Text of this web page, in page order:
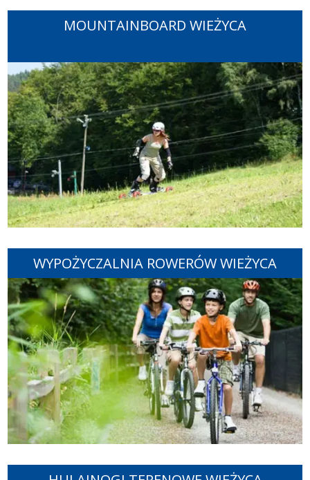
MOUNTAINBOARD WIEŻYCA
WYPOŻYCZALNIA ROWERÓW WIEŻYCA